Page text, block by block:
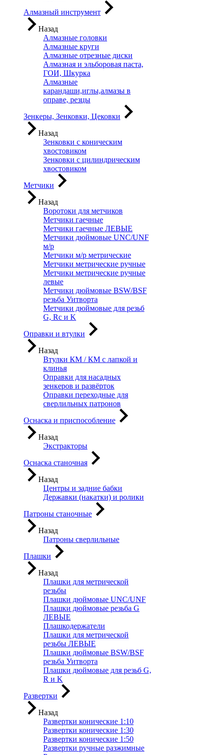
Алмазный инструмент
Назад
Алмазные головки
Алмазные круги
Алмазные отрезные диски
Алмазная и эльборовая паста,
ГОИ, Шкурка
Алмазные
карандаши,иглы,алмазы в
оправе, резцы
Зенкеры, Зенковки, Цековки
Назад
Зенковки с коническим
хвостовиком
Зенковки с цилиндрическим
хвостовиком
Метчики
Назад
Воротоки для метчиков
Метчики гаечные
Метчики гаечные ЛЕВЫЕ
Метчики дюймовые UNC/UNF
м/р
Метчики м/р метрические
Метчики метрические ручные
Метчики метрические ручные
левые
Метчики дюймовые BSW/BSF
резьба Уитворта
Метчики дюймовые для резьб
G, Rc и K
Оправки и втулки
Назад
Втулки КМ / КМ с лапкой и
клинья
Оправки для насадных
зенкеров и развёрток
Оправки переходные для
сверлильных патронов
Оснаска и приспособление
Назад
Экстракторы
Оснаска станочная
Назад
Центры и задние бабки
Державки (накатки) и ролики
Патроны станочные
Назад
Патроны сверлильные
Плашки
Назад
Плашки для метрической
резьбы
Плашки дюймовые UNC/UNF
Плашки дюймовые резьба G
ЛЕВЫЕ
Плашкодержатели
Плашки для метрической
резьбы ЛЕВЫЕ
Плашки дюймовые BSW/BSF
резьба Уитворта
Плашки дюймовые для резьб G,
R и K
Развертки
Назад
Развертки конические 1:10
Развертки конические 1:30
Развертки конические 1:50
Развертки ручные разжимные